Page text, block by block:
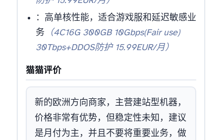
：Ryzen 9 9950X高单核性能，适合游戏服和延迟敏感业
务 （4C16G 300GB 10Gbps(Fair use)
30Tbps+DDOS防护 15.99EUR/月）
猫猫评价
新的欧洲方向商家，主营建站型机器，
价格非常有优势，但稳定性未知，建议
是月付为主，并且不要将重要业务all in，做